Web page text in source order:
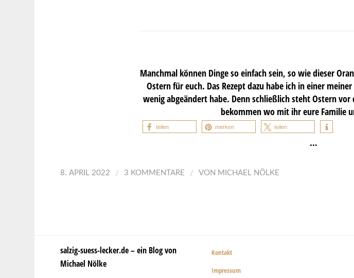
Manchmal können Dinge so einfach sein, so wie dieser
Ostern für euch. Das Rezept dazu habe ich in einer
wenig abgeändert habe. Denn schließlich steht Ostern
bekommen wo mit ihr eure Familie
teilen merken teilen
…
8. APRIL 2022 / 3 KOMMENTARE / VON MICHAEL NÖLKE
salzig-suess-lecker.de – ein Blog von
Michael Nölke
Kontakt
Impressum